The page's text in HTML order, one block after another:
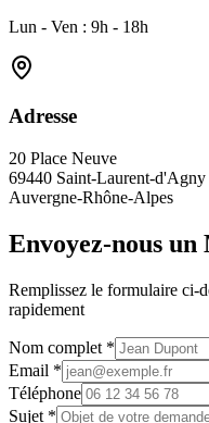
Lun - Ven : 9h - 18h
Adresse
20 Place Neuve
69440 Saint-Laurent-d'Agny
Auvergne-Rhône-Alpes
Envoyez-nous un
Remplissez le formulaire ci-
rapidement
Nom complet *
Email *
Téléphone
Sujet *